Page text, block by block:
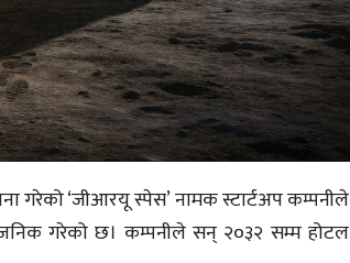
गरेको ‘जीआरयू स्पेस’ नामक स्टार्टअप कम्पनीले
गरेको छ। कम्पनीले सन् २०३२ सम्म होटल